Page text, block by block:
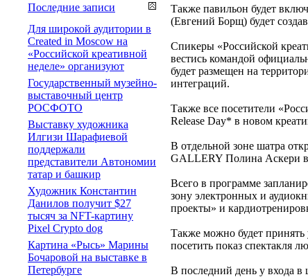
Также павильон будет
(Евгений Борщ) будет
Спикеры «Российской
вестись командой
будет размещен на
интеграций.
Также все посетители
Release Day* в новом
В отдельной зоне шатра
GALLERY Полина Аскери
Всего в программе
зону электронных и
проекты» и
Также можно будет принять
посетить показ спектакля
В последний день у входа в
Последние записи
Для широкой аудитории в
Created in Moscow на
«Российской креативной
неделе» организуют
Государственный музейно-
выставочный центр
РОСФОТО
Выставку художника
Илгизи Шарафиевой
поддержали
представители Автономии
татар и башкир
Художник Константин
Данилов получит $27
тысяч за NFT-картину
Pixel Crypto dog
Картина «Рысь» Марины
Бочаровой на выставке в
Петербурге